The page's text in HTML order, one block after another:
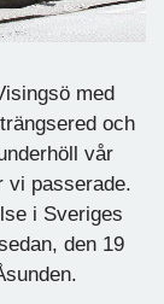
med
och
vår
vi passerade.
i Sveriges
den 19